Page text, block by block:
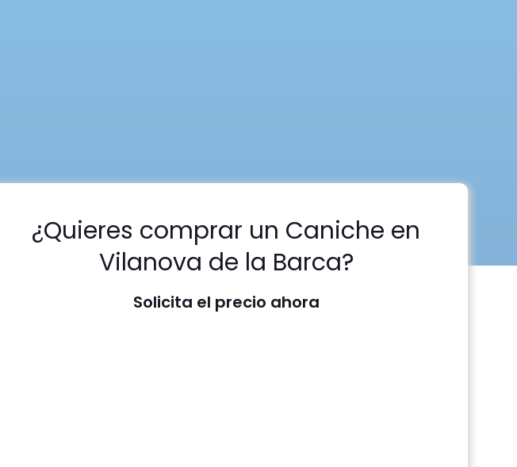
¿Quieres comprar un Caniche en
Vilanova de la Barca?
Solicita el precio ahora